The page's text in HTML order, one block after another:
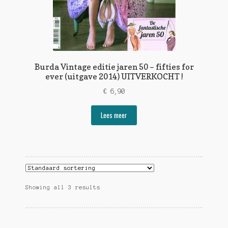
Burda Vintage editie jaren 50 – fifties for
ever (uitgave 2014) UITVERKOCHT !
€ 6,90
Lees meer
Showing all 3 results